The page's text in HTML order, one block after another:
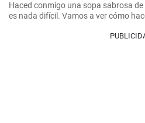
Haced conmigo una sopa sabrosa
es nada difícil. Vamos a ver cómo